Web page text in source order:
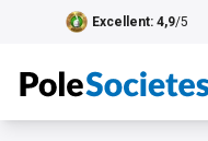
Excellent: 4,9/5